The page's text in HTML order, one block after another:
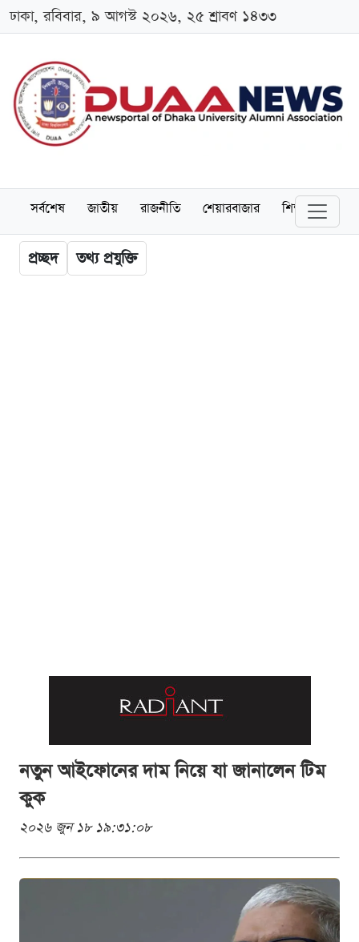
ঢাকা, রবিবার, ৯ আগস্ট ২০২৬, ২৫ শ্রাবণ ১৪৩৩
সর্বশেষ জাতীয় রাজনীতি শেয়ারবাজার শিক্ষা
প্রচ্ছদ তথ্য প্রযুক্তি
নতুন আইফোনের দাম নিয়ে যা জানালেন টিম
কুক
২০২৬ জুন ১৮ ১৯:৩১:০৮